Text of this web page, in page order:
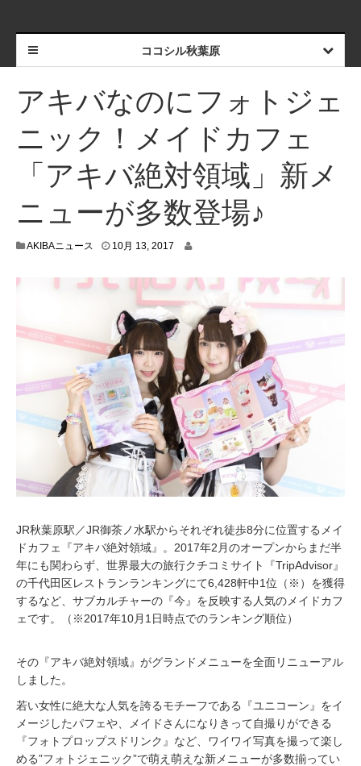
ココシル秋葉原
アキバなのにフォトジェ
ニック！メイドカフェ
「アキバ絶対領域」新メ
ニューが多数登場♪
AKIBAニュース 10月 13, 2017
1
2
,
2
1
7
JR秋葉原駅／JR御茶ノ水駅からそれぞれ徒歩8分に位置するメイ
ドカフェ『アキバ絶対領域』。2017年2月のオープンからまだ半
年にも関わらず、世界最大の旅行クチコミサイト『TripAdvisor』
の千代田区レストランランキングにて6,428軒中1位（※）を獲得
するなど、サブカルチャーの『今』を反映する人気のメイドカフ
ェです。（※2017年10月1日時点でのランキング順位）
その『アキバ絶対領域』がグランドメニューを全面リニューアル
しました。
若い女性に絶大な人気を誇るモチーフである『ユニコーン』をイ
メージしたパフェや、メイドさんになりきって自撮りができる
『フォトプロップスドリンク』など、ワイワイ写真を撮って楽し
める”フォトジェニック”で萌え萌えな新メニューが多数揃ってい